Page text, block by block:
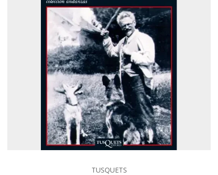
TUSQUETS